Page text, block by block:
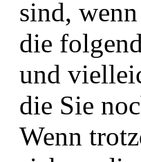
sind,
die
und
die Sie
Wenn